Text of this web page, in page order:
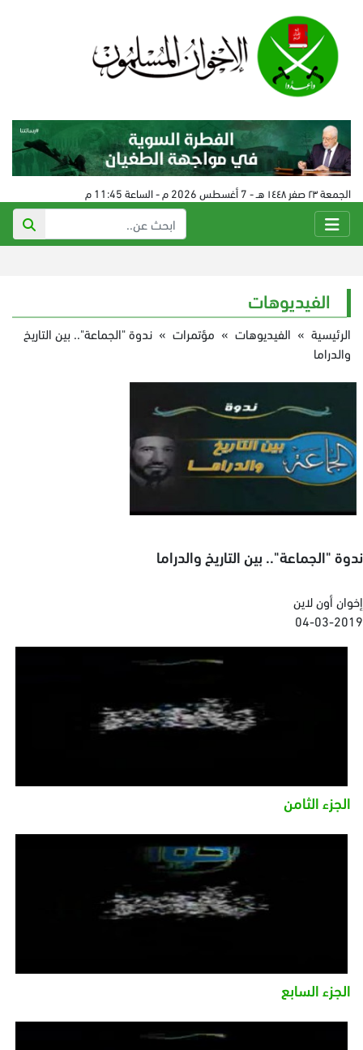
الجمعة ٢٣ صفر ١٤٤٨ هـ - 7 أغسطس 2026 م - الساعة 11:45 م
الفيديوهات
الرئيسية » الفيديوهات » مؤتمرات » ندوة "الجماعة".. بين التاريخ
والدراما
ندوة "الجماعة".. بين التاريخ والدراما
إخوان أون لاين
04-03-2019
الجزء الثامن
الجزء السابع